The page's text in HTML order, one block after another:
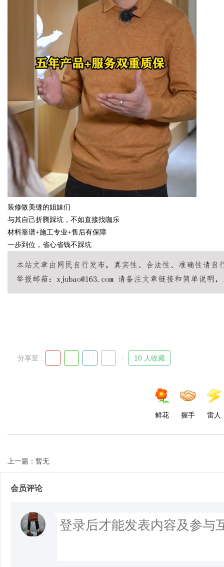
装修做美缝的姐妹们
与其自己折腾踩坑，不如直接找咖乐
材料靠谱+施工专业+售后有保障
一步到位，省心省钱不踩坑
分享至 : 10 人收藏
鲜花 握手 雷人
上一篇：暂无
会员评论